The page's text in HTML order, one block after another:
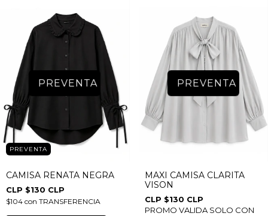
PREVENTA
PREVENTA
CAMISA RENATA NEGRA
$130 CLP
$104 con TRANSFERENCIA
PREVENTA
MAXI CAMISA CLARITA
VISON
$130 CLP
PROMO VALIDA SOLO CON